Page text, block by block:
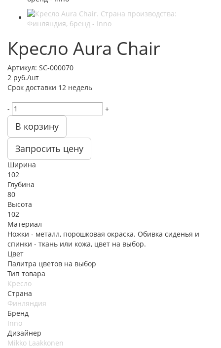
Кресло Aura Chair
Артикул: SC-000070
2 руб./шт
Срок доставки 12 недель
- +
В корзину
Запросить цену
Ширина
102
Глубина
80
Высота
102
Материал
Ножки - металл, порошковая окраска. Обивка сиденья и
спинки - ткань или кожа, цвет на выбор.
Цвет
Палитра цветов на выбор
Тип товара
Кресло
Страна
Финляндия
Бренд
Inno
Дизайнер
Mikko Laakkonen